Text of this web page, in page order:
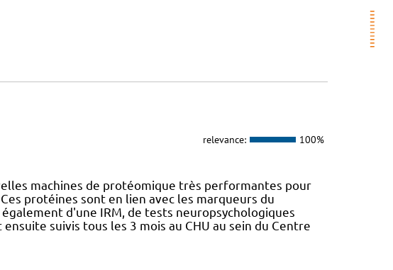
relevance: 100%
machines de protéomique très performantes pour
protéines sont en lien avec les marqueurs du
d'une IRM, de tests neuropsychologiques
suivis tous les 3 mois au CHU au sein du Centre